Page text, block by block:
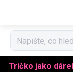
Tričko jako